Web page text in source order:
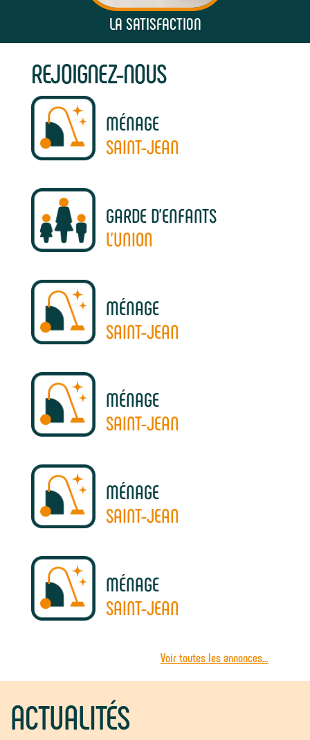
LA SATISFACTION
REJOIGNEZ-NOUS
MÉNAGE
SAINT-JEAN
GARDE D'ENFANTS
L'UNION
MÉNAGE
SAINT-JEAN
MÉNAGE
SAINT-JEAN
MÉNAGE
SAINT-JEAN
MÉNAGE
SAINT-JEAN
Voir toutes les annonces...
ACTUALITÉS